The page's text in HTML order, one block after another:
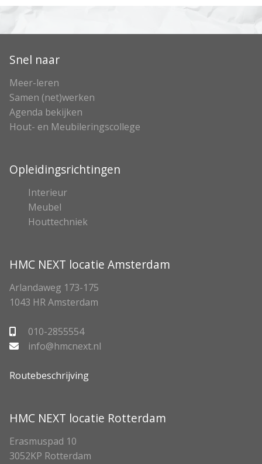
Snel naar
Meer-leren
Samen (net)werken
Agenda bekijken
Hout- en Meubileringscollege
Opleidingsrichtingen
Interieur
Meubel
Houttechniek
HMC NEXT locatie Amsterdam
Arlandaweg 173-175
1043 HR Amsterdam
010-2855554
info@hmcnext.nl
Routebeschrijving
HMC NEXT locatie Rotterdam
Erasmuspad 10
3052KP Rotterdam